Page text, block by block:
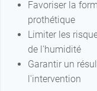
Favoriser la
prothétique
Limiter les
de l'humidité
Garantir un
l'intervention